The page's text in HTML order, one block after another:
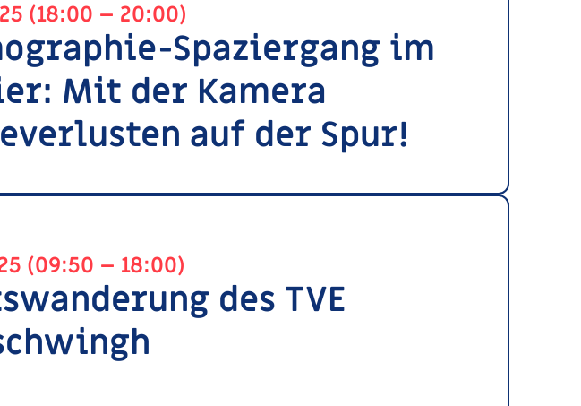
(18:00 – 20:00)
Spaziergang im
Mit der Kamera
auf der Spur!
(09:50 – 18:00)
des TVE